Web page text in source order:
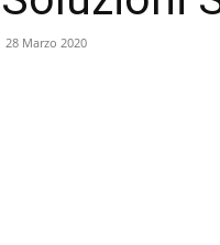
28 Marzo 2020